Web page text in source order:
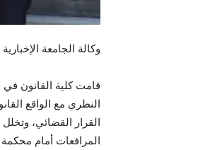
وكالة الجامعة الإخبارية
قامت كلية القانون في
النظري مع الواقع
القرار القضائي،
المرافعات أمام